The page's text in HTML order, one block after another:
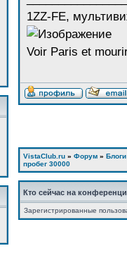
1ZZ-FE,
Voir Paris et
VistaClub.ru » Форум » Блоги
пробег 30000
Кто сейчас на
Зарегистрированные